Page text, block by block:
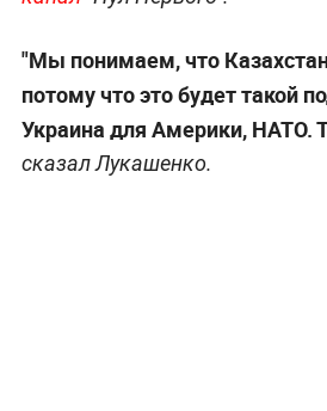
"Мы понимаем, что
потому что это будет такой
Украина для Америки, НАТО.
сказал Лукашенко.